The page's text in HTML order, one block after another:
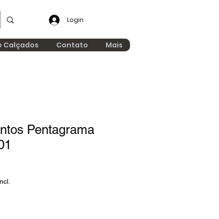
Login
Calçados Contato Mais
Pentagrama